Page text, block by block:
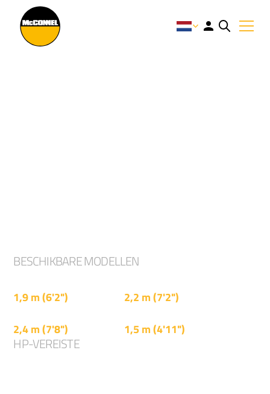
BESCHIKBARE MODELLEN
1,9 m (6'2") 2,2 m (7'2")
2,4 m (7'8") 1,5 m (4'11")
HP-VEREISTE